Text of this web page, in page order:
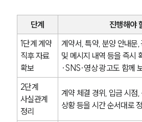
그룹소개
대륜의 강점
오시는 길
글로벌 파트너
고객의 소리
통합검색
AI대륜
업무사례
단계
진행해야
1단계 계약
직후 자료
확보
계약서, 특약, 분양 안내문
및 메시지 내역 등을 즉시
·SNS·영상 광고도 함께
2단계
사실관계
정리
계약 체결 경위, 입금 시점
상황 등을 시간 순서대로